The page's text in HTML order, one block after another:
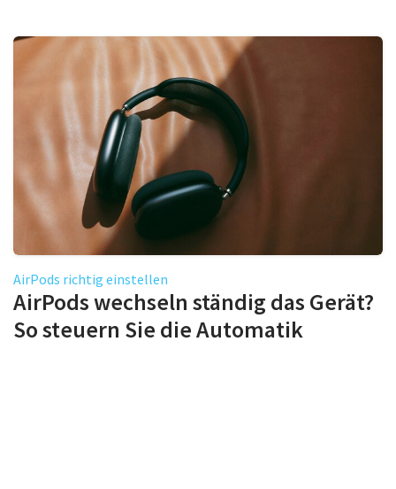
AirPods richtig einstellen
AirPods wechseln ständig das Gerät?
So steuern Sie die Automatik